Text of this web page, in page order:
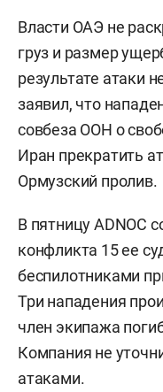
Власти ОАЭ не
груз и размер
результате атаки
заявил, что
совбеза ООН о
Иран прекратить
Ормузский пролив.
В пятницу ADNOC
конфликта 15 ее
беспилотниками
Три нападения
член экипажа
Компания не
атаками.